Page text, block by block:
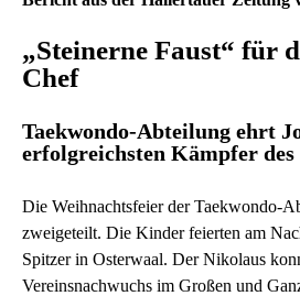
„Steinerne Faust“ für
Chef
Taekwondo-Abteilung ehrt
erfolgreichsten Kämpfer des
Die Weihnachtsfeier der Taekwondo-
zweigeteilt. Die Kinder feierten am
Spitzer in Osterwaal. Der Nikolaus
Vereinsnachwuchs im Großen und